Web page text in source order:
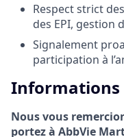
Respect strict
des EPI, gestion
Signalement
participation à
Informations
Nous vous
portez à AbbVie